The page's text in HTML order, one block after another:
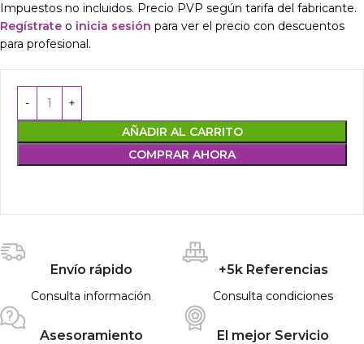
Impuestos no incluidos. Precio PVP según tarifa del fabricante.
Regístrate o inicia sesión para ver el precio con descuentos
para profesional.
AÑADIR AL CARRITO
COMPRAR AHORA
Envío rápido
Consulta información
+5k Referencias
Consulta condiciones
Asesoramiento El mejor Servicio